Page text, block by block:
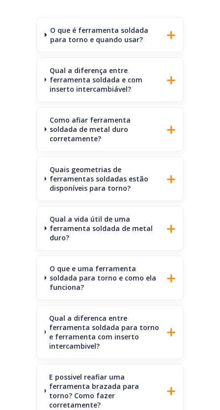
O que é ferramenta soldada
para torno e quando usar?
Qual a diferença entre
ferramenta soldada e com
inserto intercambiável?
Como afiar ferramenta
soldada de metal duro
corretamente?
Quais geometrias de
ferramentas soldadas estão
disponíveis para torno?
Qual a vida útil de uma
ferramenta soldada de metal
duro?
O que e uma ferramenta
soldada para torno e como ela
funciona?
Qual a diferenca entre
ferramenta soldada para torno
e ferramenta com inserto
intercambivel?
E possivel reafiar uma
ferramenta brazada para
torno? Como fazer
corretamente?